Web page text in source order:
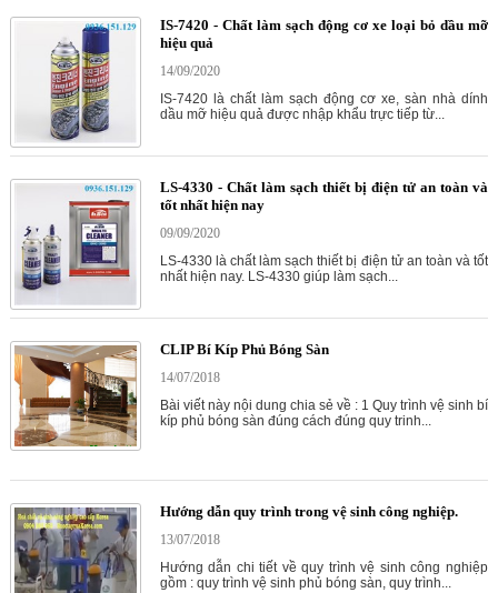
IS-7420 - Chất làm sạch động cơ xe loại bỏ dầu mỡ
hiệu quả
14/09/2020
IS-7420 là chất làm sạch động cơ xe, sàn nhà dính
dầu mỡ hiệu quả được nhập khẩu trực tiếp từ...
LS-4330 - Chất làm sạch thiết bị điện tử an toàn và
tốt nhất hiện nay
09/09/2020
LS-4330 là chất làm sạch thiết bị điện tử an toàn và tốt
nhất hiện nay. LS-4330 giúp làm sạch...
CLIP Bí Kíp Phủ Bóng Sàn
14/07/2018
Bài viết này nội dung chia sẻ về : 1 Quy trình vệ sinh bí
kíp phủ bóng sàn đúng cách đúng quy trinh...
Hướng dẫn quy trình trong vệ sinh công nghiệp.
13/07/2018
Hướng dẫn chi tiết về quy trình vệ sinh công nghiệp
gồm : quy trình vệ sinh phủ bóng sàn, quy trình...